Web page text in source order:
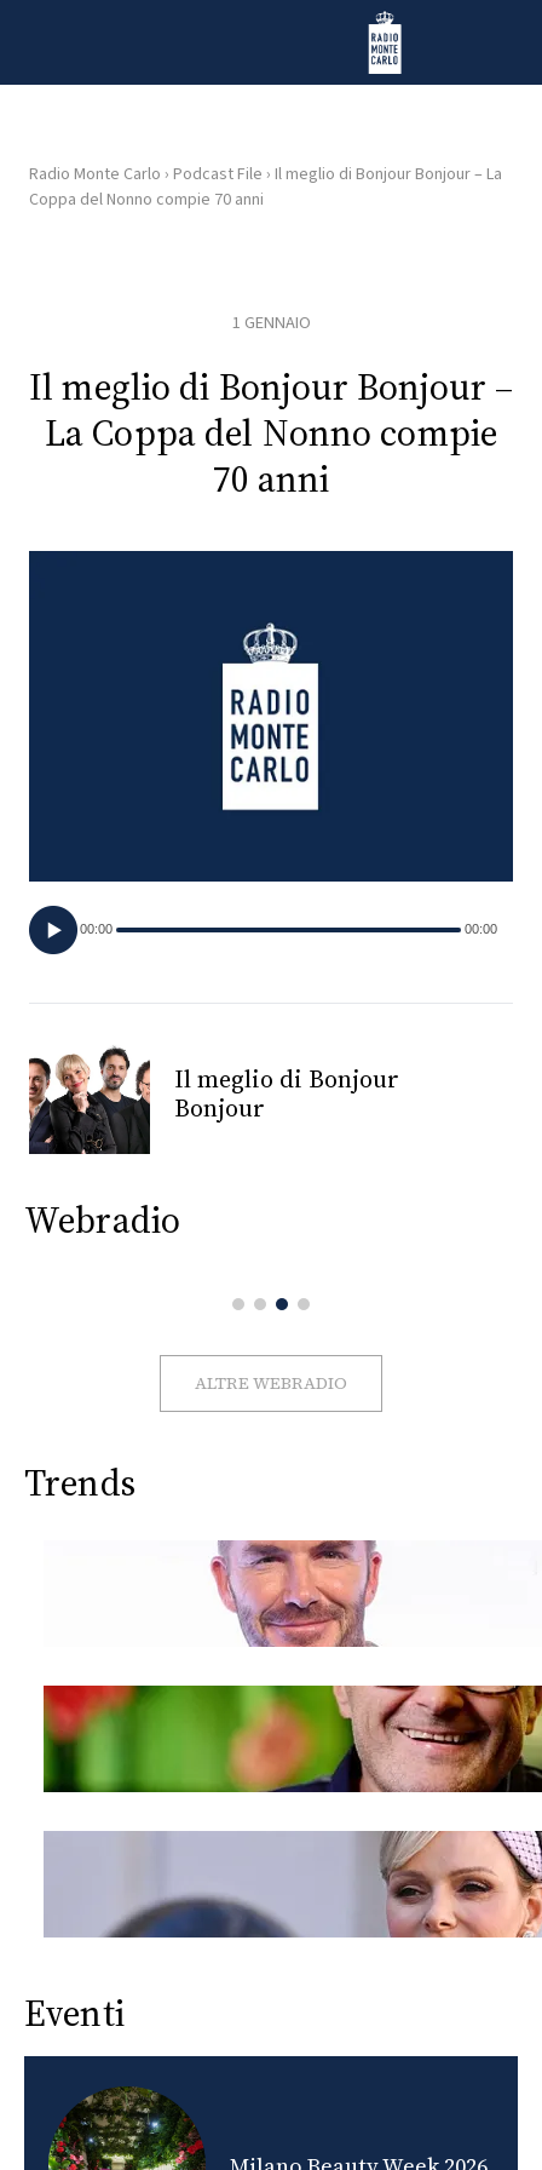
Radio Monte Carlo
HOME
RADIO
PLAYLIST
TV
PRINCIPATO
MONACO
RMC
CONSIGLIA
Radio Monte Carlo › Podcast File › Il meglio di Bonjour Bonjour – La
Coppa del Nonno compie 70 anni
1 GENNAIO
Il meglio di Bonjour Bonjour –
La Coppa del Nonno compie
70 anni
00:00 00:00
Il meglio di Bonjour
Bonjour
Webradio
ALTRE WEBRADIO
Trends
Eventi